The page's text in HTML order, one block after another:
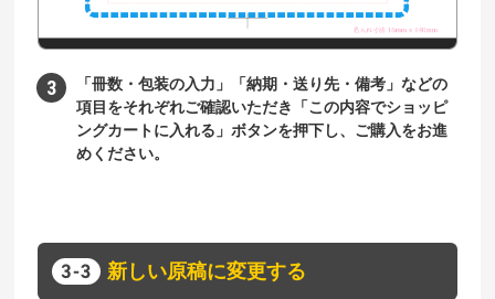
「冊数・包装の入力」「納期・送り先・備考」などの
項目をそれぞれご確認いただき「この内容でショッピ
ングカートに入れる」ボタンを押下し、ご購入をお進
めください。
新しい原稿に変更する